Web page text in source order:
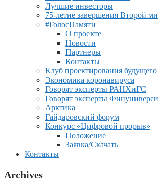
Лучшие инвесторы
75-летие завершения Второй
#ГолосПамяти
О проекте
Новости
Партнеры
Контакты
Клуб проектирования будущего
Экономика коронавируса
Говорят эксперты РАНХиГС
Говорят эксперты
Арктика
Гайдаровский форум
Конкурс «Цифровой прорыв»
Положение
Заявка/Скачать
Контакты
Archives